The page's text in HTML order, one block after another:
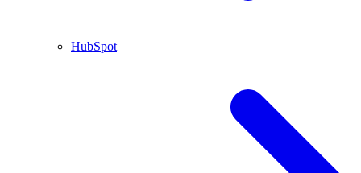
HubSpot